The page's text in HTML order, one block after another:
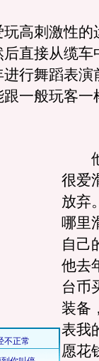
高刺激性的
直接从缆车
行舞蹈表演
一般玩客一
他
很爱
放弃
哪里
自己
他去
台币
装备
表我
愿花